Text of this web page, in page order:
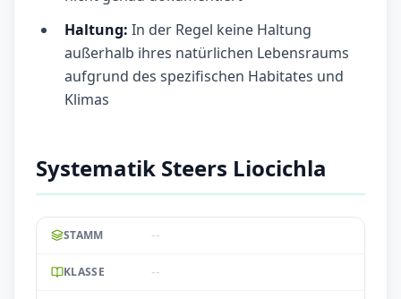
Haltung: In der Regel keine Haltung
außerhalb ihres natürlichen Lebensraums
aufgrund des spezifischen Habitates und
Klimas
Systematik Steers Liocichla
STAMM --
KLASSE --